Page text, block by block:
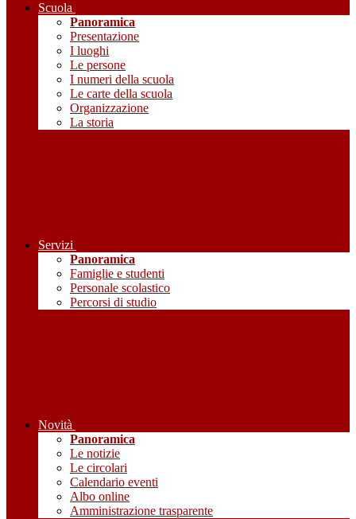
Scuola
Panoramica
Presentazione
I luoghi
Le persone
I numeri della scuola
Le carte della scuola
Organizzazione
La storia
Servizi
Panoramica
Famiglie e studenti
Personale scolastico
Percorsi di studio
Novità
Panoramica
Le notizie
Le circolari
Calendario eventi
Albo online
Amministrazione trasparente